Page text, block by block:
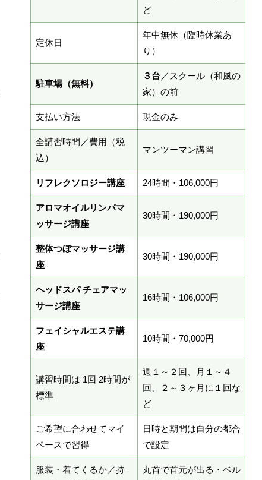
ど
定休日
年中無休（臨時休業あ
り）
駐車場（無料）
３台 ／スクール（和風の
家）の前
支払い方法 現金のみ
全講習時間／費用（税
込）
マンツーマン講習
リフレクソロジー講座 24時間・106,000円
アロマオイルリンパマ
ッサージ講座
30時間・190,000円
整体つぼマッサージ講
座
30時間・190,000円
ヘッドスパ チェアマッ
サージ講座
16時間・106,000円
フェイシャルエステ講
座
10時間・70,000円
講習時間は 1回 2時間が
標準
週１～２回、月１～４
回、２～３ヶ月に１回な
ど
ご希望に合わせてマイ
ペースで習得
日時と期間は自分の都合
で設定
服装・着てくるか／持
丸首で首元が出る・ベル